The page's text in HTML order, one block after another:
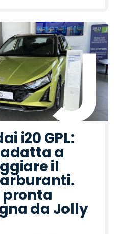
i20 GPL:
a
il
pronta
da Jolly